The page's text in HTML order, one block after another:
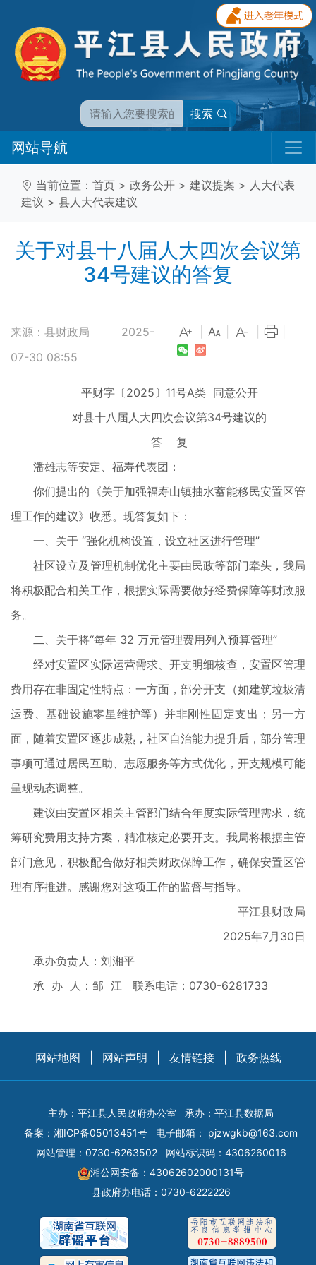
搜索
网站导航
当前位置： 首页 > 政务公开 > 建议提案 > 人大代表
建议 > 县人大代表建议
关于对县十八届人大四次会议第
34号建议的答复
来源：县财政局
2025-
07-30 08:55
平财字〔2025〕11号A类 同意公开
对县十八届人大四次会议第34号建议的
答 复
潘雄志等安定、福寿代表团：
你们提出的《关于加强福寿山镇抽水蓄能移民安置区管
理工作的建议》收悉。现答复如下：
一、关于 “强化机构设置，设立社区进行管理”
社区设立及管理机制优化主要由民政等部门牵头，我局
将积极配合相关工作，根据实际需要做好经费保障等财政服
务。
二、关于将“每年 32 万元管理费用列入预算管理”
经对安置区实际运营需求、开支明细核查，安置区管理
费用存在非固定性特点：一方面，部分开支（如建筑垃圾清
运费、基础设施零星维护等）并非刚性固定支出；另一方
面，随着安置区逐步成熟，社区自治能力提升后，部分管理
事项可通过居民互助、志愿服务等方式优化，开支规模可能
呈现动态调整。
建议由安置区相关主管部门结合年度实际管理需求，统
筹研究费用支持方案，精准核定必要开支。我局将根据主管
部门意见，积极配合做好相关财政保障工作，确保安置区管
理有序推进。感谢您对这项工作的监督与指导。
平江县财政局
2025年7月30日
承办负责人：刘湘平
承 办 人：邹 江 联系电话：0730-6281733
网站地图 网站声明 友情链接 政务热线
主办：平江县人民政府办公室
承办：平江县数据局
备案： 湘ICP备05013451号 电子邮箱： pjzwgkb@163.com
网站管理：0730-6263502
网站标识码：4306260016
湘公网安备：43062602000131号
县政府办电话：0730-6222226